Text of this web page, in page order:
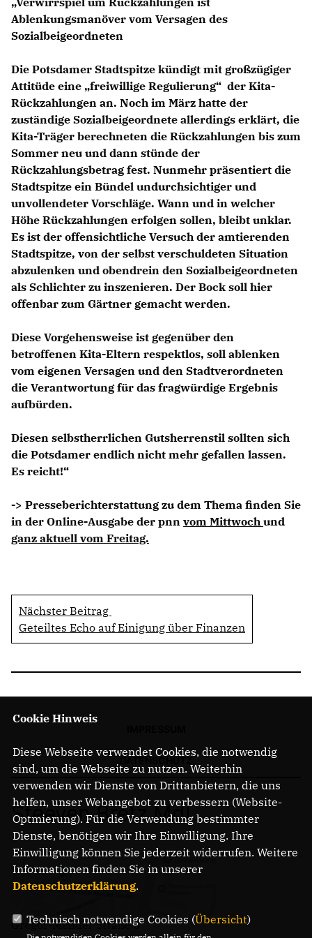
Ablenkungsmanöver vom Versagen des
Sozialbeigeordneten
Die Potsdamer Stadtspitze kündigt mit großzügiger
Attitüde eine „freiwillige Regulierung“ der Kita-
Rückzahlungen an. Noch im März hatte der
zuständige Sozialbeigeordnete allerdings erklärt, die
Kita-Träger berechneten die Rückzahlungen bis zum
Sommer neu und dann stünde der
Rückzahlungsbetrag fest. Nunmehr präsentiert die
Stadtspitze ein Bündel undurchsichtiger und
unvollendeter Vorschläge. Wann und in welcher
Höhe Rückzahlungen erfolgen sollen, bleibt unklar.
Es ist der offensichtliche Versuch der amtierenden
Stadtspitze, von der selbst verschuldeten Situation
abzulenken und obendrein den Sozialbeigeordneten
als Schlichter zu inszenieren. Der Bock soll hier
offenbar zum Gärtner gemacht werden.
Diese Vorgehensweise ist gegenüber den
betroffenen Kita-Eltern respektlos, soll ablenken
vom eigenen Versagen und den Stadtverordneten
die Verantwortung für das fragwürdige Ergebnis
aufbürden.
Diesen selbstherrlichen Gutsherrenstil sollten sich
die Potsdamer endlich nicht mehr gefallen lassen.
Es reicht!“
-> Presseberichterstattung zu dem Thema finden Sie
in der Online-Ausgabe der pnn vom Mittwoch und
ganz aktuell vom Freitag.
Nächster Beitrag
Geteiltes Echo auf Einigung über Finanzen
Steeven Bretz MdL
Gregor-Mendel-Straße 3
Cookie Hinweis
Diese Webseite verwendet Cookies, die notwendig
sind, um die Webseite zu nutzen. Weiterhin
verwenden wir Dienste von Drittanbietern, die uns
helfen, unser Webangebot zu verbessern (Website-
Optmierung). Für die Verwendung bestimmter
Dienste, benötigen wir Ihre Einwilligung. Ihre
Einwilligung können Sie jederzeit widerrufen. Weitere
Informationen finden Sie in unserer
Datenschutzerklärung.
Technisch notwendige Cookies (Übersicht)